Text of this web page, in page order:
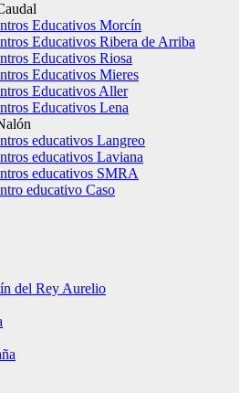
Educativos Morcín
Educativos Ribera de Arriba
Educativos Riosa
Educativos Mieres
Educativos Aller
Educativos Lena
educativos Langreo
educativos Laviana
educativos SMRA
educativo Caso
del Rey Aurelio